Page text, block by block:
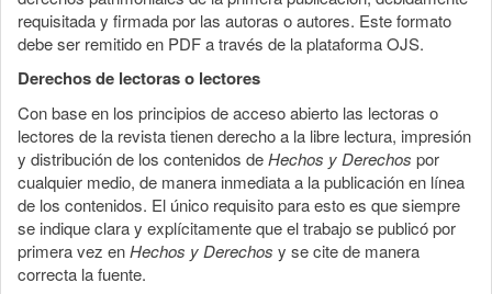
requisitada y firmada por las autoras o autores. Este formato
debe ser remitido en PDF a través de la plataforma OJS.
Derechos de lectoras o lectores
Con base en los principios de acceso abierto las lectoras o
lectores de la revista tienen derecho a la libre lectura, impresión
y distribución de los contenidos deHechos y Derechos por
cualquier medio, de manera inmediata a la publicación en línea
de los contenidos. El único requisito para esto es que siempre
se indique clara y explícitamente que el trabajo se publicó por
primera vez enHechos y Derechos y se cite de manera
correcta la fuente.